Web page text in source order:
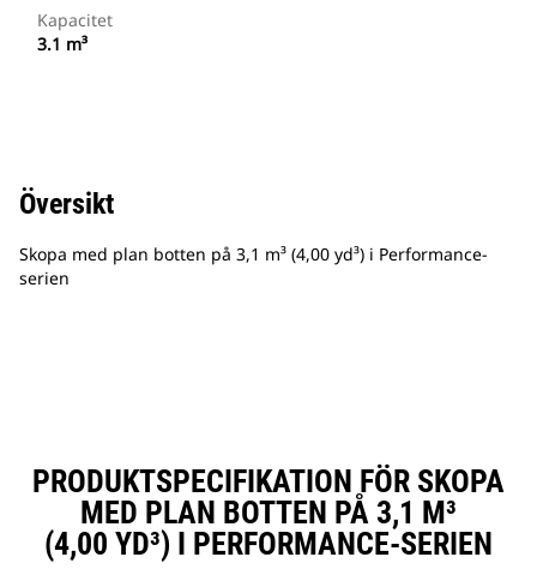
Kapacitet
3.1 m³
Översikt
Skopa med plan botten på 3,1 m³ (4,00 yd³) i Performance-
serien
PRODUKTSPECIFIKATION FÖR SKOPA
MED PLAN BOTTEN PÅ 3,1 M³
(4,00 YD³) I PERFORMANCE-SERIEN